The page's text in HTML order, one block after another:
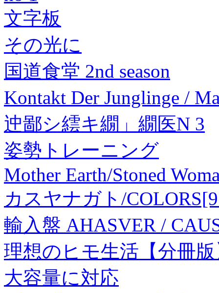
文字板
その光に
国道食堂 2nd season
Kontakt Der Junglinge /
迚鄙シ繧キ繝」繝医Ν 3
姿勢トレーニング
Mother Earth/Stoned
カスヤナガト/
輸入盤 AHASVER /
理想のヒモ生活【分冊版
大容量に対応